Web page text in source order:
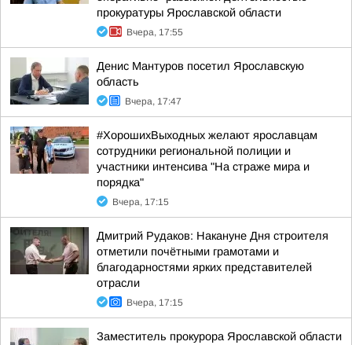
прокуратуры Ярославской области
Вчера, 17:55
Денис Мантуров посетил Ярославскую
область
Вчера, 17:47
#ХорошихВыходных желают ярославцам
сотрудники региональной полиции и
участники интенсива "На страже мира и
порядка"
Вчера, 17:15
Дмитрий Рудаков: Накануне Дня строителя
отметили почётными грамотами и
благодарностями ярких представителей
отрасли
Вчера, 17:15
Заместитель прокурора Ярославской области